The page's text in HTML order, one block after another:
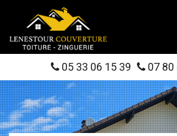
05 33 06 15 39 07 80